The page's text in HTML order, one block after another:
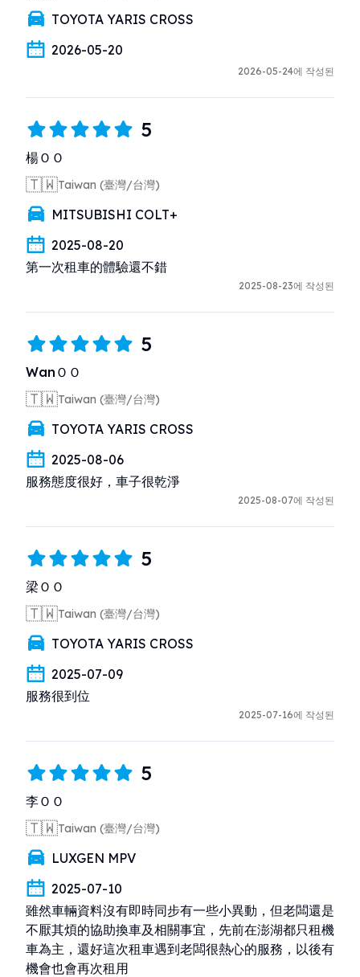
TOYOTA YARIS CROSS
2026-05-20
2026-05-24에 작성된
5
楊ＯＯ
🇹🇼Taiwan (臺灣/台灣)
MITSUBISHI COLT+
2025-08-20
第一次租車的體驗還不錯
2025-08-23에 작성된
5
WanＯＯ
🇹🇼Taiwan (臺灣/台灣)
TOYOTA YARIS CROSS
2025-08-06
服務態度很好，車子很乾淨
2025-08-07에 작성된
5
梁ＯＯ
🇹🇼Taiwan (臺灣/台灣)
TOYOTA YARIS CROSS
2025-07-09
服務很到位
2025-07-16에 작성된
5
李ＯＯ
🇹🇼Taiwan (臺灣/台灣)
LUXGEN MPV
2025-07-10
雖然車輛資料沒有即時同步有一些小異動，但老闆還是
不厭其煩的協助換車及相關事宜，先前在澎湖都只租機
車為主，還好這次租車遇到老闆很熱心的服務，以後有
機會也會再次租用